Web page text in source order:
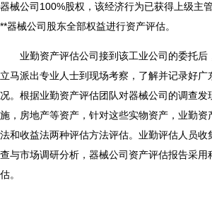
器械公司100%股权，该经济行为已获得上级主
**器械公司股东全部权益进行资产评估。
业勤资产评估公司接到该工业公司的委托后
立马派出专业人士到现场考察，了解并记录好广
况。根据业勤资产评估团队对器械公司的调查发
施，房地产等资产，针对这些实物资产，业勤资
法和收益法两种评估方法评估。业勤评估人员
查与市场调研分析， 器械公司资产评估报告采用
估。